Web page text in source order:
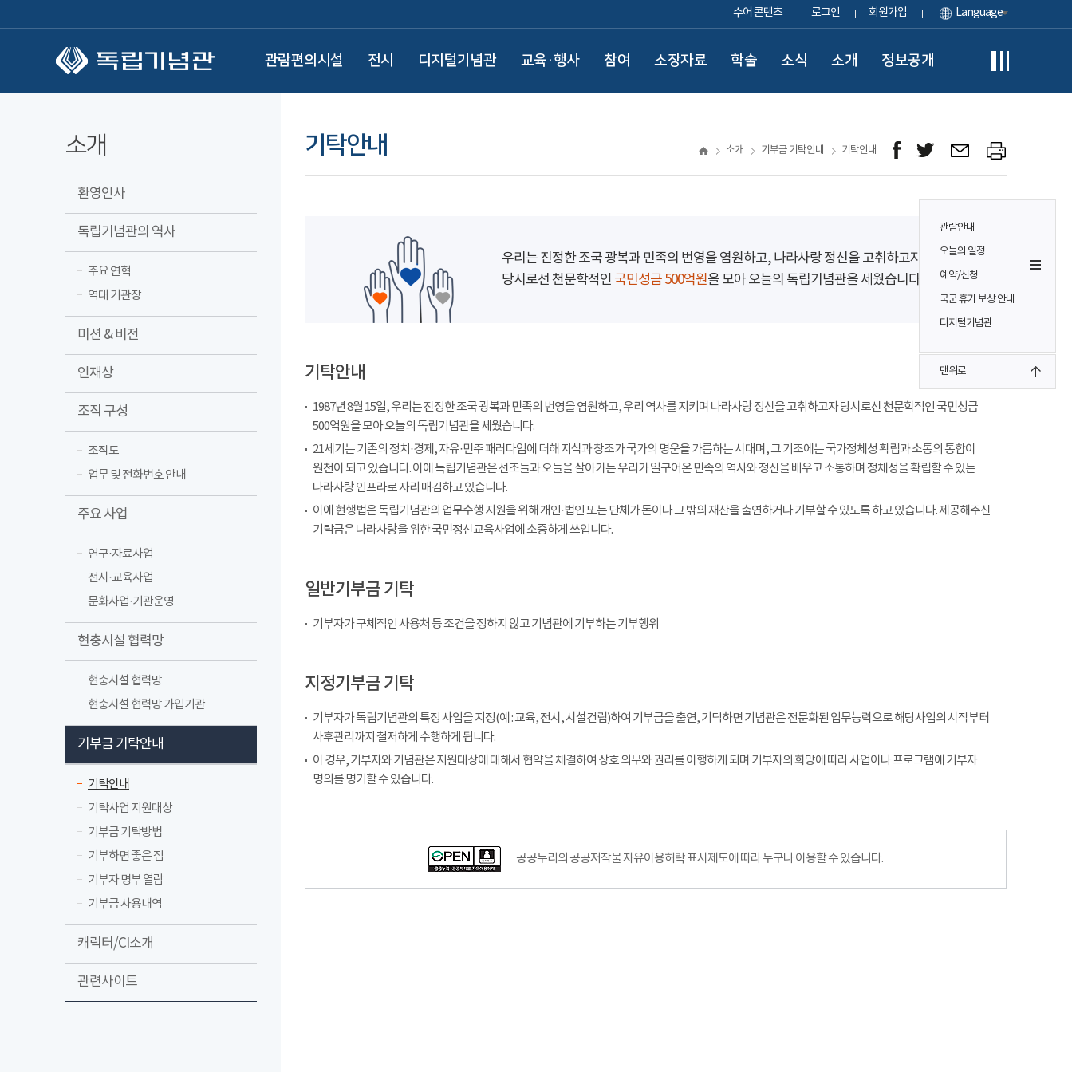
수어 콘텐츠 로그인 회원가입 Language
관람편의시설 전시 디지털기념관 교육·행사 참여 소장자료 학술 소식 소개 정보공개
관람안내
오늘의 일정
예약/신청
국군 휴가 보상 안내
디지털기념관
맨위로
소개
환영인사
독립기념관의 역사
주요 연혁
역대 기관장
미션 & 비전
인재상
조직 구성
조직도
업무 및 전화번호 안내
주요 사업
연구·자료사업
전시·교육사업
문화사업·기관운영
현충시설 협력망
현충시설 협력망
현충시설 협력망 가입기관
기부금 기탁안내
기탁안내
기탁사업 지원대상
기부금 기탁방법
기부하면 좋은 점
기부자 명부 열람
기부금 사용내역
캐릭터/CI소개
관련사이트
기탁안내 소개 기부금 기탁안내 기탁안내
우리는 진정한 조국 광복과 민족의 번영을 염원하고, 나라사랑 정신을 고취하고자
당시로선 천문학적인 국민성금 500억원을 모아 오늘의 독립기념관을 세웠습니다.
기탁안내
1987년 8월 15일, 우리는 진정한 조국 광복과 민족의 번영을 염원하고, 우리 역사를 지키며 나라사랑 정신을 고취하고자 당시로선 천문학적인 국민성금
500억원을 모아 오늘의 독립기념관을 세웠습니다.
21세기는 기존의 정치·경제, 자유·민주 패러다임에 더해 지식과 창조가 국가의 명운을 가름하는 시대며, 그 기조에는 국가정체성 확립과 소통의 통합이
원천이 되고 있습니다. 이에 독립기념관은 선조들과 오늘을 살아가는 우리가 일구어온 민족의 역사와 정신을 배우고 소통하며 정체성을 확립할 수 있는
나라사랑 인프라로 자리 매김하고 있습니다.
이에 현행법은 독립기념관의 업무수행 지원을 위해 개인·법인 또는 단체가 돈이나 그 밖의 재산을 출연하거나 기부할 수 있도록 하고 있습니다. 제공해주신
기탁금은 나라사랑을 위한 국민정신교육사업에 소중하게 쓰입니다.
일반기부금 기탁
기부자가 구체적인 사용처 등 조건을 정하지 않고 기념관에 기부하는 기부행위
지정기부금 기탁
기부자가 독립기념관의 특정 사업을 지정(예 : 교육, 전시, 시설건립)하여 기부금을 출연, 기탁하면 기념관은 전문화된 업무능력으로 해당사업의 시작부터
사후관리까지 철저하게 수행하게 됩니다.
이 경우, 기부자와 기념관은 지원대상에 대해서 협약을 체결하여 상호 의무와 권리를 이행하게 되며 기부자의 희망에 따라 사업이나 프로그램에 기부자
명의를 명기할 수 있습니다.
공공누리공공저작물자유이용허락–출처표시이미지
공공누리의 공공저작물 자유이용허락 표시제도에 따라 누구나 이용할 수 있습니다.